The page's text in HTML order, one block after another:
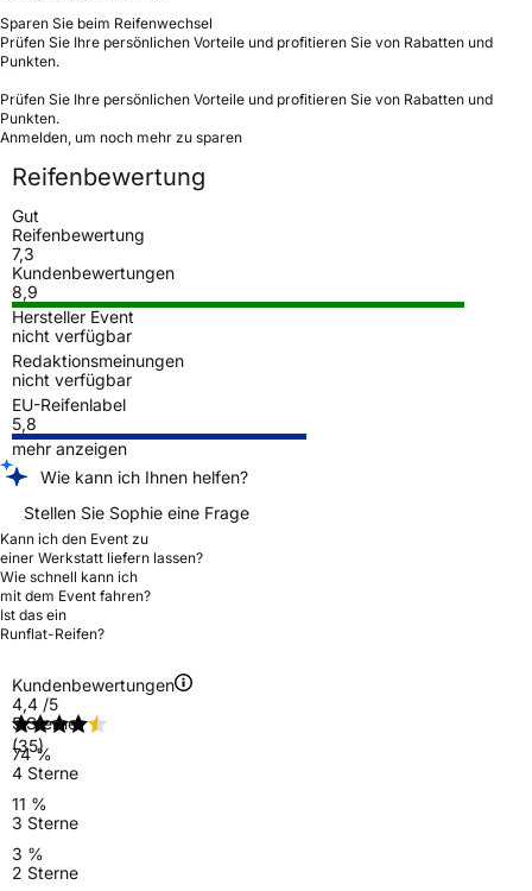
Sparen Sie beim Reifenwechsel
Prüfen Sie Ihre persönlichen Vorteile und profitieren Sie von Rabatten und
Punkten.
Prüfen Sie Ihre persönlichen Vorteile und profitieren Sie von Rabatten und
Punkten.
Anmelden, um noch mehr zu sparen
Reifenbewertung
Gut
Reifenbewertung
7,3
Kundenbewertungen
8,9
Hersteller Event
nicht verfügbar
Redaktionsmeinungen
nicht verfügbar
EU-Reifenlabel
5,8
mehr anzeigen
Wie kann ich Ihnen helfen?
Stellen Sie Sophie eine Frage
Kann ich den Event zu
einer Werkstatt liefern lassen?
Wie schnell kann ich
mit dem Event fahren?
Ist das ein
Runflat-Reifen?
Kundenbewertungen
4,4 /5
(35)
5 Sterne
74 %
4 Sterne
11 %
3 Sterne
3 %
2 Sterne